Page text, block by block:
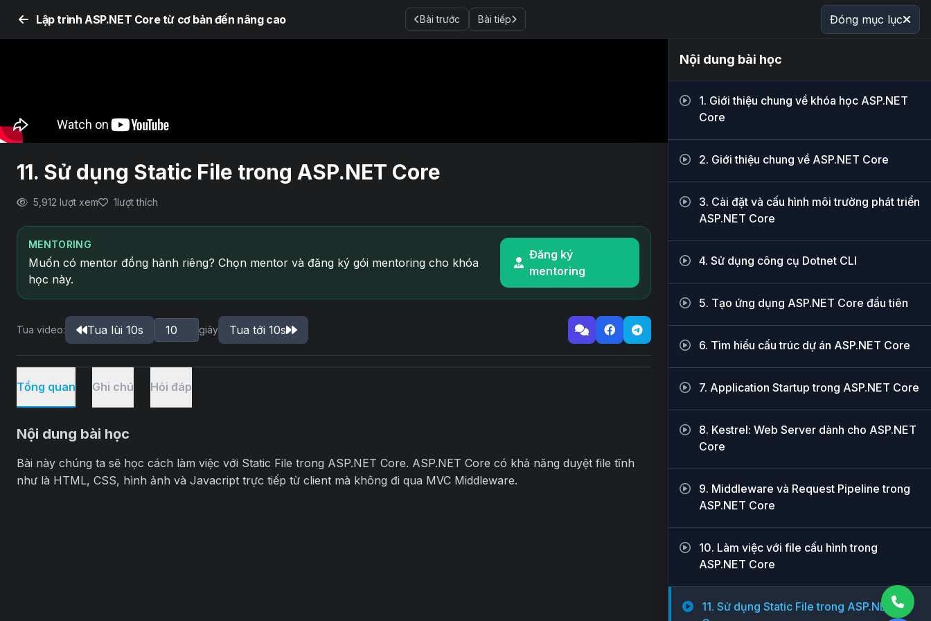
Lập trình ASP.NET Core từ cơ bản đến nâng cao Bài trước Bài tiếp Đóng mục lục
11. Sử dụng Static File trong ASP.NET Core
5,912 lượt xem 1lượt thích
MENTORING
Muốn có mentor đồng hành riêng? Chọn mentor và đăng ký gói mentoring cho khóa
học này.
Đăng ký
mentoring
Tua video: Tua lùi 10s giây Tua tới 10s
Tổng quan Ghi chú Hỏi đáp
Nội dung bài học
Bài này chúng ta sẽ học cách làm việc với Static File trong ASP.NET Core. ASP.NET Core có khả năng duyệt file tĩnh
như là HTML, CSS, hình ảnh và Javacript trực tiếp từ client mà không đi qua MVC Middleware.
Nội dung bài học
1. Giới thiệu chung về khóa học ASP.NET
Core
2. Giới thiệu chung về ASP.NET Core
3. Cài đặt và cấu hình môi trường phát triển
ASP.NET Core
4. Sử dụng công cụ Dotnet CLI
5. Tạo ứng dụng ASP.NET Core đầu tiên
6. Tìm hiểu cấu trúc dự án ASP.NET Core
7. Application Startup trong ASP.NET Core
8. Kestrel: Web Server dành cho ASP.NET
Core
9. Middleware và Request Pipeline trong
ASP.NET Core
10. Làm việc với file cấu hình trong
ASP.NET Core
11. Sử dụng Static File trong ASP.NET